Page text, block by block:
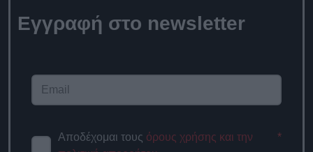
Εγγραφή στο newsletter
Αποδέχομαι τους όρους χρήσης και την
*